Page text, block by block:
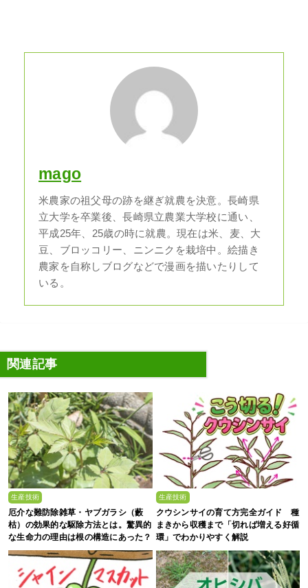
mago
米農家の祖父母の跡を継ぎ就農を決意。長崎県
立大学を卒業後、長崎県立農業大学校に通い、
平成25年、25歳の時に就農。現在は米、麦、大
豆、ブロッコリー、ニンニクを栽培中。絵描き
農家を自称しブログなどで漫画を描いたりして
いる。
関連記事
生産技術
厄介な難防除雑草・ヤブガラシ（藪
枯）の効果的な駆除方法とは。驚異的
な生命力の理由は根の構造にあった？
生産技術
クウシンサイの育て方完全ガイド 種
まきから収穫まで「切れば増える好循
環」でわかりやすく解説